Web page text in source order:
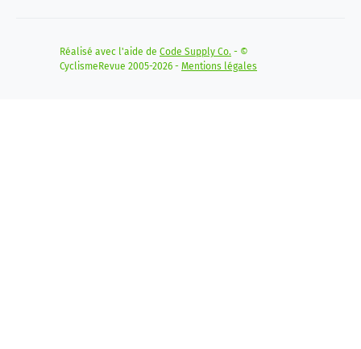
Réalisé avec l'aide de Code Supply Co. - ©
CyclismeRevue 2005-2026 - Mentions légales